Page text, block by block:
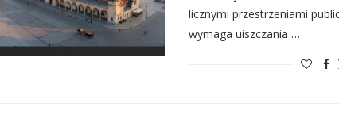
licznymi przestrzeniami
wymaga uiszczania …